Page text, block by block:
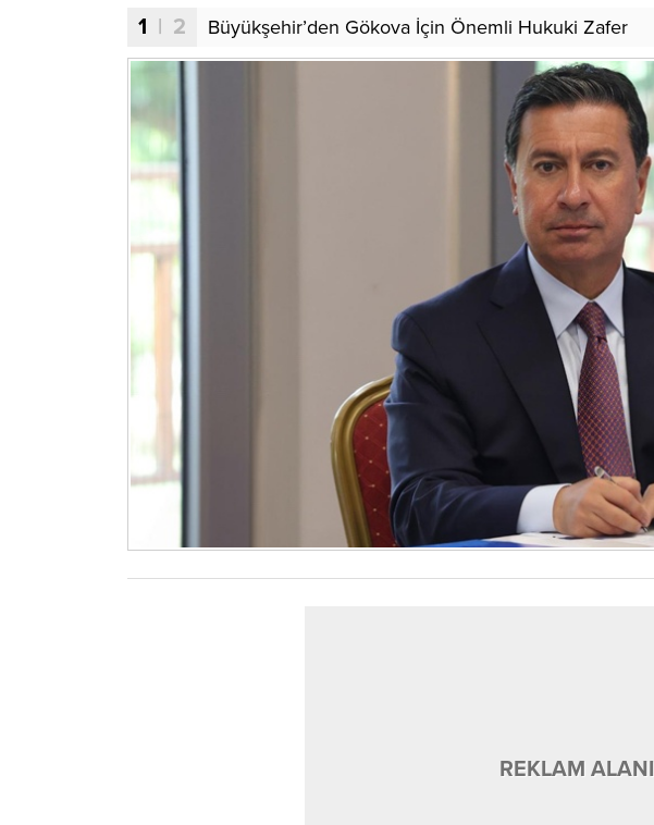
1 | 2 Büyükşehir’den Gökova İçin Önemli Hukuki Zafer
REKLAM ALANI